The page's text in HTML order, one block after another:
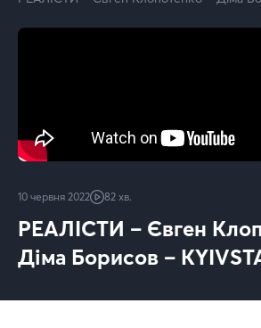
10 червня 2022 82 хв.
РЕАЛІСТИ – Євген
Діма Борисов –